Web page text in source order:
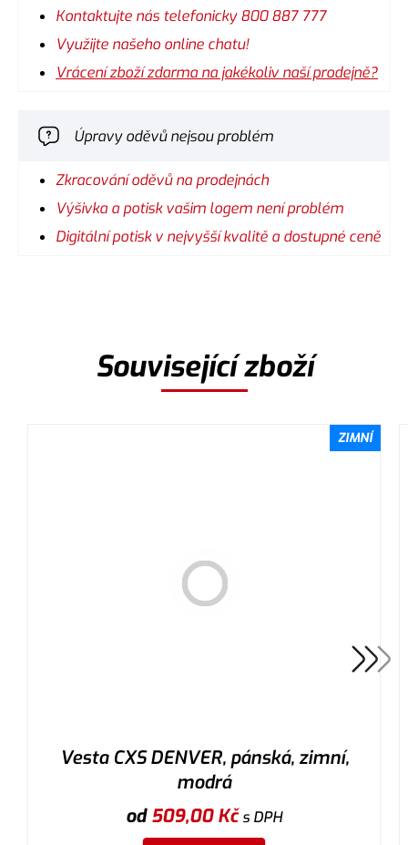
Kontaktujte nás telefonicky 800 887 777
Využijte našeho online chatu!
Vrácení zboží zdarma na jakékoliv naší prodejně?
Úpravy oděvů nejsou problém
Zkracování oděvů na prodejnách
Výšivka a potisk vašim logem není problém
Digitální potisk v nejvyšší kvalitě a dostupné ceně
Související zboží
ZIMNÍ
Vesta CXS DENVER, pánská, zimní,
modrá
od509,00Kčs DPH